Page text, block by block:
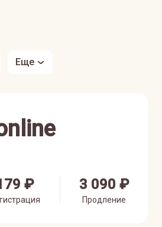
Еще
₽ 3 090 ₽
Продление